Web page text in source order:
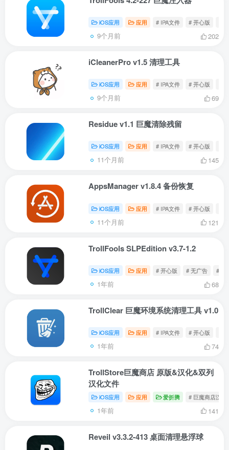
iOS应用 应用 # IPA文件 # 开心版
9个月前 202
iCleanerPro v1.5 清理工具
iOS应用 应用 # IPA文件 # 开心版
9个月前 69
Residue v1.1 巨魔清除残留
iOS应用 应用 # IPA文件 # 开心版
11个月前 145
AppsManager v1.8.4 备份恢复
iOS应用 应用 # IPA文件 # 开心版
11个月前 121
TrollFools SLPEdition v3.7-1.2
iOS应用 应用 # 开心版 # 无广告 #
1年前 68
TrollClear 巨魔环境系统清理工具 v1.0
iOS应用 应用 # IPA文件 # 开心版
1年前 74
TrollStore巨魔商店 原版&汉化&双列
汉化文件
iOS应用 应用 爱折腾 # 巨魔商店汉化
1年前 141
Reveil v3.3.2-413 桌面清理悬浮球